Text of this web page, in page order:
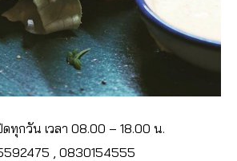
ดทุกวัน เวลา 08.00 – 18.00 น.
, 0830154555